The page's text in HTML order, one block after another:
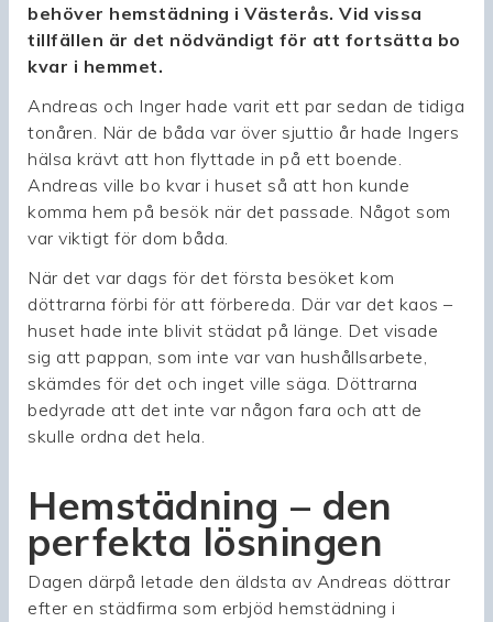
behöver hemstädning i Västerås. Vid vissa
tillfällen är det nödvändigt för att fortsätta bo
kvar i hemmet.
Andreas och Inger hade varit ett par sedan de tidiga
tonåren. När de båda var över sjuttio år hade Ingers
hälsa krävt att hon flyttade in på ett boende.
Andreas ville bo kvar i huset så att hon kunde
komma hem på besök när det passade. Något som
var viktigt för dom båda.
När det var dags för det första besöket kom
döttrarna förbi för att förbereda. Där var det kaos –
huset hade inte blivit städat på länge. Det visade
sig att pappan, som inte var van hushållsarbete,
skämdes för det och inget ville säga. Döttrarna
bedyrade att det inte var någon fara och att de
skulle ordna det hela.
Hemstädning – den
perfekta lösningen
Dagen därpå letade den äldsta av Andreas döttrar
efter en städfirma som erbjöd hemstädning i